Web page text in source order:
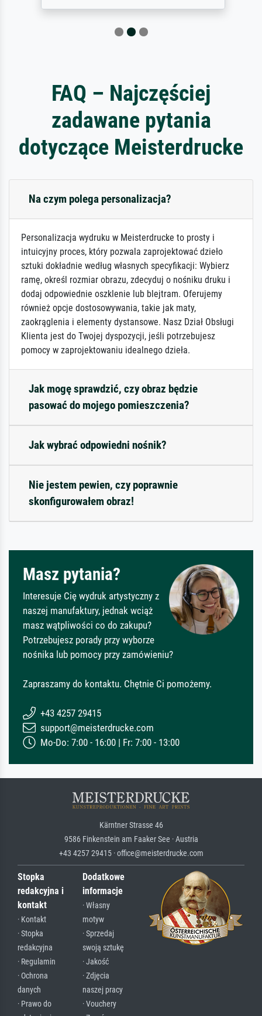
FAQ – Najczęściej
zadawane pytania
dotyczące Meisterdrucke
Na czym polega personalizacja?
Personalizacja wydruku w Meisterdrucke to prosty i
intuicyjny proces, który pozwala zaprojektować dzieło
sztuki dokładnie według własnych specyfikacji: Wybierz
ramę, określ rozmiar obrazu, zdecyduj o nośniku druku i
dodaj odpowiednie oszklenie lub blejtram. Oferujemy
również opcje dostosowywania, takie jak maty,
zaokrąglenia i elementy dystansowe. Nasz Dział Obsługi
Klienta jest do Twojej dyspozycji, jeśli potrzebujesz
pomocy w zaprojektowaniu idealnego dzieła.
Jak mogę sprawdzić, czy obraz będzie
pasować do mojego pomieszczenia?
Jak wybrać odpowiedni nośnik?
Nie jestem pewien, czy poprawnie
skonfigurowałem obraz!
Masz pytania?
Interesuje Cię wydruk artystyczny z
naszej manufaktury, jednak wciąż
masz wątpliwości co do zakupu?
Potrzebujesz porady przy wyborze
nośnika lub pomocy przy zamówieniu?
Zapraszamy do kontaktu. Chętnie Ci pomożemy.
+43 4257 29415
support@meisterdrucke.com
Mo-Do: 7:00 - 16:00 | Fr: 7:00 - 13:00
Kärntner Strasse 46
9586 Finkenstein am Faaker See · Austria
+43 4257 29415 · office@meisterdrucke.com
Stopka
redakcyjna i
kontakt
· Kontakt
· Stopka
redakcyjna
· Regulamin
· Ochrona
danych
· Prawo do
Dodatkowe
informacje
· Własny
motyw
· Sprzedaj
swoją sztukę
· Jakość
· Zdjęcia
naszej pracy
· Vouchery